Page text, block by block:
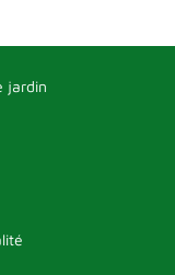
jardin